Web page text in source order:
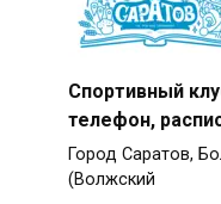
Спортивный
телефон,
Город Саратов,
(Волжский